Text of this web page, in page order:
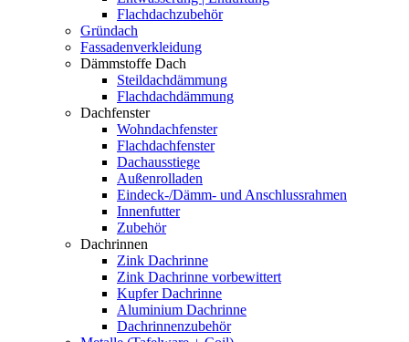
Flachdachzubehör
Gründach
Fassadenverkleidung
Dämmstoffe Dach
Steildachdämmung
Flachdachdämmung
Dachfenster
Wohndachfenster
Flachdachfenster
Dachausstiege
Außenrolladen
Eindeck-/Dämm- und Anschlussrahmen
Innenfutter
Zubehör
Dachrinnen
Zink Dachrinne
Zink Dachrinne vorbewittert
Kupfer Dachrinne
Aluminium Dachrinne
Dachrinnenzubehör